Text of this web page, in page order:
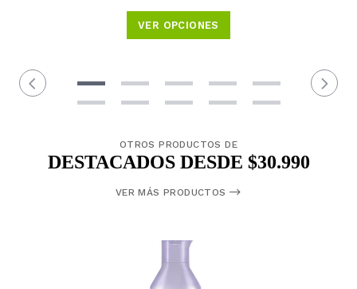
VER OPCIONES
OTROS PRODUCTOS DE
DESTACADOS DESDE $30.990
VER MÁS PRODUCTOS